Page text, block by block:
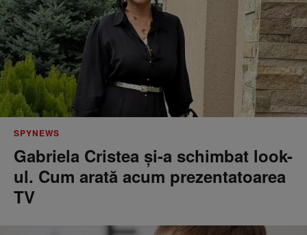
SPYNEWS
Gabriela Cristea și-a schimbat look-
ul. Cum arată acum prezentatoarea
TV